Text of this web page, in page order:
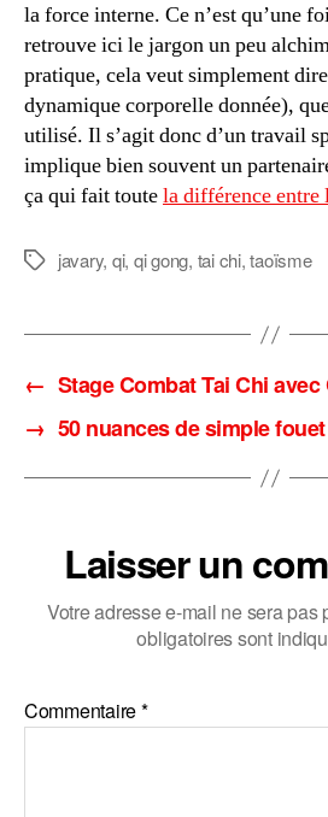
la force interne. Ce n’est qu’une
retrouve ici le jargon un peu
pratique, cela veut simplement
dynamique corporelle donnée),
utilisé. Il s’agit donc d’un travail
implique bien souvent un
ça qui fait toutela différence entre
Étiquettes
javary, qi, qi gong, tai chi,taoïsme
← Stage Combat Tai Chi
→ 50 nuances de simple fouet
Laisser un
Votre adresse e-mail ne sera pas
obligatoires sont
Commentaire*